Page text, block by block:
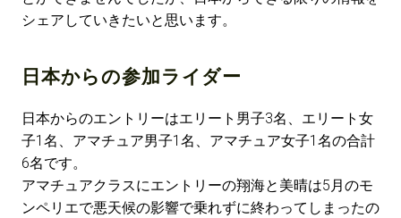
シェアしていきたいと思います。
日本からの参加ライダー
日本からのエントリーはエリート男子3名、エリート女
子1名、アマチュア男子1名、アマチュア女子1名の合計
6名です。
アマチュアクラスにエントリーの翔海と美晴は5月のモ
ンペリエで悪天候の影響で乗れずに終わってしまったの